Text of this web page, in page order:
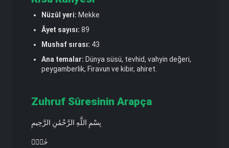
Nüzûl yeri: Mekke
Âyet sayısı: 89
Mushaf sırası: 43
Ana temalar: Dünya süsü, tevhid, vahyin değeri,
peygamberlik, Firavun ve kibir, ahiret.
Zuhruf Sûresinin Arapça
بِسْمِ اللَّهِ الرَّحْمَٰنِ الرَّحِيمِ
حٰمٓۜ